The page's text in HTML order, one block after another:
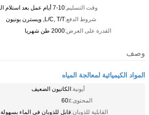
وقت التسليم:7-10 أيام عمل بعد استلام المبلغ
شروط الدفع:L/C, T/T, ويسترن يونيون
القدرة على العرض:2000 طن شهريا
وصف
المواد الكيميائية لمعالجة المياه
أيونية:الكاتيون الضعيف
المحتوى:60٪
القابلية للذوبان:قابل للذوبان في الماء بسهولة